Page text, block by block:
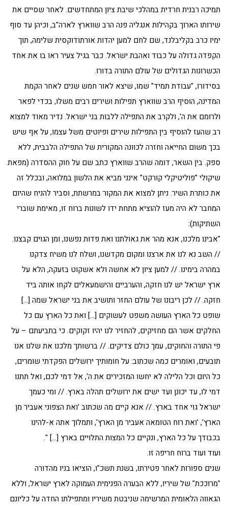
תמיכה רבנית חרדית במהלכי שיבת ציון המתחדשים. לאחר שסיים את
שירותו הארוך בקהילות אנגליה פנה הרב שווארץ לארה"ב, וכיהן עד סוף
ימיו כרב בקליבלנד, שם לחם למען יהדות אורתודוקסית שלימה, תוך
הקפדה גדולה על כבוד ואהבת ישראל. כבר בגיל צעיר ראו בו את אחד
הכשרונות הגדולים של עולם התורה בדורו.
בסידורו, "עבודת תמיד" שמו, שיצא לאור חמש שנים לאחר הקמת
המדינה, הוסיף הרב שווארץ תפילות ושירים רבים משלו, בכדי לפאר
ולרומם את ה', ולקרב את התפילה ללבות בני ישראל. נדיר מאוד למצוא
רב שהעז להוסיף בין התפילות שירים ופיוטים משל עצמו, על אף שיש
בכך משום החייאה וחזרה לכוונה המקורית של התפילה הלבבית, ללא
ספק. בין השאר, דומה שהרב שווארץ כתב שם על חוק ההסדרה (מפאת
שיקולי "פוליטיקלי קורקט" אינני מביא את הלשון במלואה, ובכלל זה
את כותרת השיר. ניתן למצוא את המקור במרשתת, וסביר להניח שהיום
המחבר לא היה מעז להוציא מתחת ידו לשונות ברוח זו, מאימת שוברי
השתיקות):
"אבינו מלכנו, אנא מהר את גאולתנו ואת פדות נפשנו, ומן הגוים קבצנו.
// השב נא לנו את ארצנו ומקום מקדשנו, ושלח לנו משיח צדקנו
במהרה בימינו. // למען ציון לא אחשה ולא אשקוט בזעקה, הלא על
ארץ ישראל יש לנו חזקה, והערביים והישמעאלים לקחו אותה ביד
חזקה. // לכן ריבונו של עולם החזר ותושיב את בני ישראל שמה […]
שופט כל הארץ העושה משפט לעשוקים […] ואת כל הארץ עם כל
החלקים אשר הם מחזיקים, להחזיר לנו יהיו זקוקים. כי בתביעתם – על
פי התורה והחוקים, עמך כולם צדיקים. // ברשותך מלכנו את שלנו אנו
תובעים, ואומרים כמה שכתוב: על חומותיך ירושלים הפקדתי שומרים,
כל היום וכל הלילה לא יחשו המזכירים את ה', אל דמי לכם, ואל תתנו
דמי לו, עד יכונן ועד ישים את ירושלים תהלה בארץ. // ומי כעמך
ישראל גוי אחד בארץ. // אנא קיים מה שכתוב 'ואת הצפוני אעביר מן
הארץ', 'ואת רוח הטומאה אעביר מן הארץ', ותמלוך אתה א-להינו
בכבודך על כל הארץ, ונקיים כל המצות התלויים בארץ […] ".
ועוד ועוד ברוח חריפה זו.
שנים ספורות לאחר פטירתו, בשנת תשכ"ו, הוציאו בניו מהדורה
"מרוככת" של שיריו, ללא הבערה הפנימית העמוקה לארץ ישראל, וללא
הגאווה הלאומית המרשימה שניבטת משיריו ומתפילתו החדה על כליונם